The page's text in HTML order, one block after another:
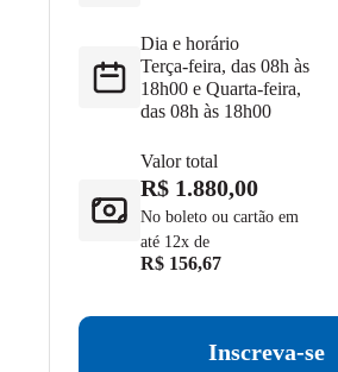
Dia e horário
Terça-feira, das 08h às
18h00 e Quarta-feira,
das 08h às 18h00
Valor total
R$ 1.880,00
No boleto ou cartão em
até 12x de
R$ 156,67
Inscreva-se